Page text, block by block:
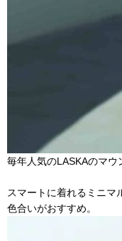
毎年人気のLASKAのマウ
スマートに着れるミニマ
色合いがおすすめ。